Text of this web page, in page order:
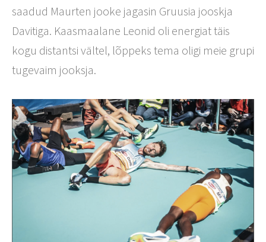
saadud Maurten jooke jagasin Gruusia jooskja
Davitiga. Kaasmaalane Leonid oli energiat täis
kogu distantsi vältel, lõppeks tema oligi meie grupi
tugevaim jooksja.